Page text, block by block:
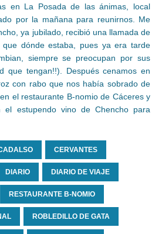
en La Posada de las ánimas, local
por la mañana para reunirnos. Me
ya jubilado, recibió una llamada de
dónde estaba, pues ya era tarde
siempre se preocupan por sus
que tengan!!). Después cenamos en
con rabo que nos había sobrado de
el restaurante B-nomio de Cáceres y
el estupendo vino de Chencho para
CERVANTES
DIARIO DIARIO DE VIAJE
RESTAURANTE B-NOMIO
ROBLEDILLO DE GATA